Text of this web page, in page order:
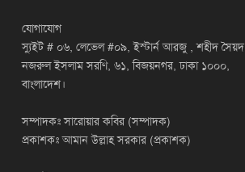
যোগাযোগ
স্যুইট # ০৬, লেভেল #০৯, ইস্টার্ন আরজু , শহীদ সৈয়দ
নজরুল ইসলাম সরণি, ৬১, বিজয়নগর, ঢাকা ১০০০,
বাংলাদেশ।
সম্পাদকঃ সারোয়ার কবির (সম্পাদক)
প্রকাশকঃ আমান উল্লাহ সরকার (প্রকাশক)